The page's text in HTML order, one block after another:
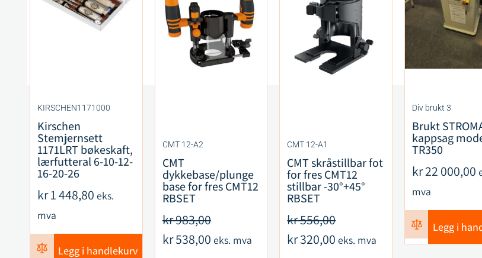
KIRSCHEN1171000
Kirschen
Stemjernsett
1171LRT bøkeskaft,
lærfutteral 6-10-12-
16-20-26
kr1 448,80 eks.
mva
Legg i handlekurv
CMT 12-A2
CMT
dykkebase/plunge
base for fres CMT12
RBSET
kr983,00
kr538,00 eks. mva
CMT 12-A1
CMT skråstillbar fot
for fres CMT12
stillbar -30°+45°
RBSET
kr556,00
kr320,00 eks. mva
Div brukt 3
Brukt
kappsag
TR350
kr22 000,00
mva
Legg i